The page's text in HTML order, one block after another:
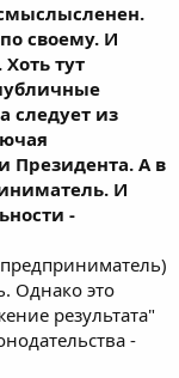
своему. И
тут
следует из
Президента. А в
И
-
Однако это
результата"
-